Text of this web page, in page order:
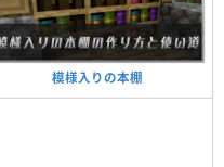
模様入りの本棚